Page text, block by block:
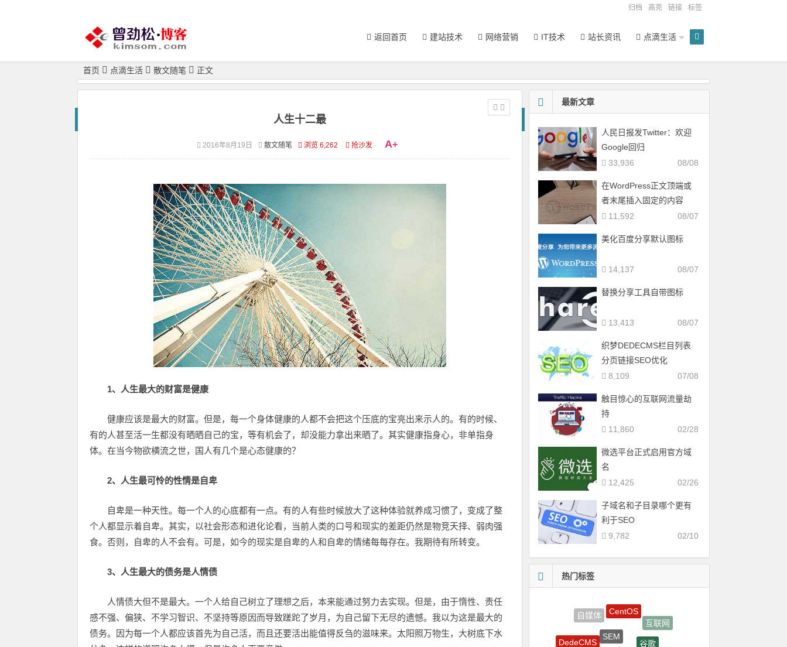
归档 高亮 链接 标签
返回首页 建站技术 网络营销 IT技术 站长资讯 点滴生活
首页 点滴生活 散文随笔 正文
人生十二最
2016年8月19日 散文随笔 浏览 6,262 抢沙发 A+
1、人生最大的财富是健康­
健康应该是最大的财富。但是，每一个身体健康的人都不会把这个压底的宝亮出来示人的。有的时候、
有的人甚至活一生都没有晒晒自己的宝，等有机会了，却没能力拿出来晒了。其实健康指身心，非单指身
体。在当今物欲横流之世，国人有几个是心态健康的？
2、人生最可怜的性情是自卑
自卑是一种天性。每一个人的心底都有一点。有的人有些时候放大了这种体验就养成习惯了，变成了整
个人都显示着自卑。其实，以社会形态和进化论看，当前人类的口号和现实的差距仍然是物竞天择、弱肉强
食。否则，自卑的人不会有。可是，如今的现实是自卑的人和自卑的情绪每每存在。我期待有所转变。
3、人生最大的债务是人情债­
人情债大但不是最大。一个人给自己树立了理想之后，本来能通过努力去实现。但是，由于惰性、责任
感不强、偏狭、不学习智识、不坚持等原因而导致蹉跎了岁月，为自己留下无尽的遗憾。我以为这是最大的
债务。因为每一个人都应该首先为自己活，而且还要活出能值得反刍的滋味来。太阳照万物生，大树底下水
最新文章
人民日报发Twitter：欢迎
Google回归
08/08
33,936
在WordPress正文顶端或
者末尾插入固定的内容
08/07
11,592
美化百度分享默认图标
08/07
14,137
替换分享工具自带图标
08/07
13,413
织梦DEDECMS栏目列表
分页链接SEO优化
07/08
8,109
触目惊心的互联网流量劫
持
02/28
11,860
微选平台正式启用官方域
名
02/26
12,425
子域名和子目录哪个更有
利于SEO
02/10
9,782
热门标签
SEM
谷歌